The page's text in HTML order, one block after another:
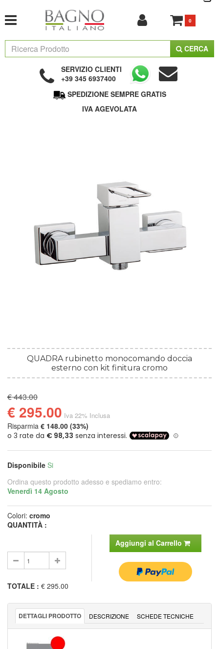
0
CERCA
SERVIZIO CLIENTI
+39 345 6937400
SPEDIZIONE SEMPRE GRATIS
IVA AGEVOLATA
QUADRA rubinetto monocomando doccia
esterno con kit finitura cromo
€ 443.00
€ 295.00 Iva 22% Inclusa
Risparmia € 148.00 (33%)
Disponibile Si
Ordina questo prodotto adesso e spediamo entro:
Venerdì 14 Agosto
Colori: cromo
QUANTITÀ :
Aggiungi al Carrello
TOTALE : € 295.00
DETTAGLI PRODOTTO DESCRIZIONE SCHEDE TECNICHE